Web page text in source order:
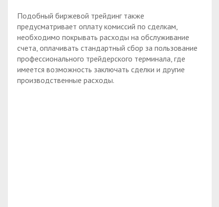
Подобный биржевой трейдинг также
предусматривает оплату комиссий по сделкам,
необходимо покрывать расходы на обслуживание
счета, оплачивать стандартный сбор за пользование
профессионального трейдерского терминала, где
имеется возможность заключать сделки и другие
производственные расходы.